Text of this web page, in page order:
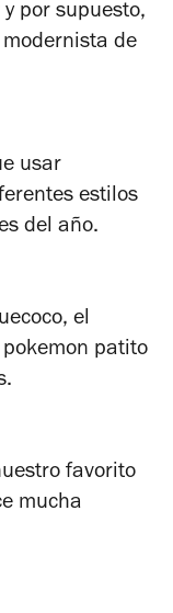
por supuesto,
de
usar
estilos
del año.
el
pokemon patito
favorito
mucha